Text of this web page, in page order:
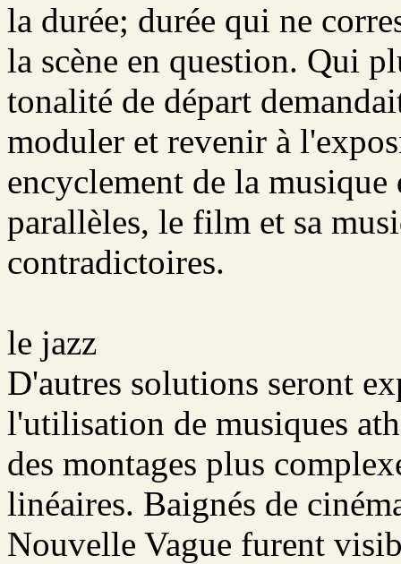
la durée; durée qui ne
la scène en question. Qui
tonalité de départ
moduler et revenir à
encyclement de la
parallèles, le film et sa
contradictoires.
le jazz
D'autres solutions seront
l'utilisation de musiques
des montages plus
linéaires. Baignés de
Nouvelle Vague furent